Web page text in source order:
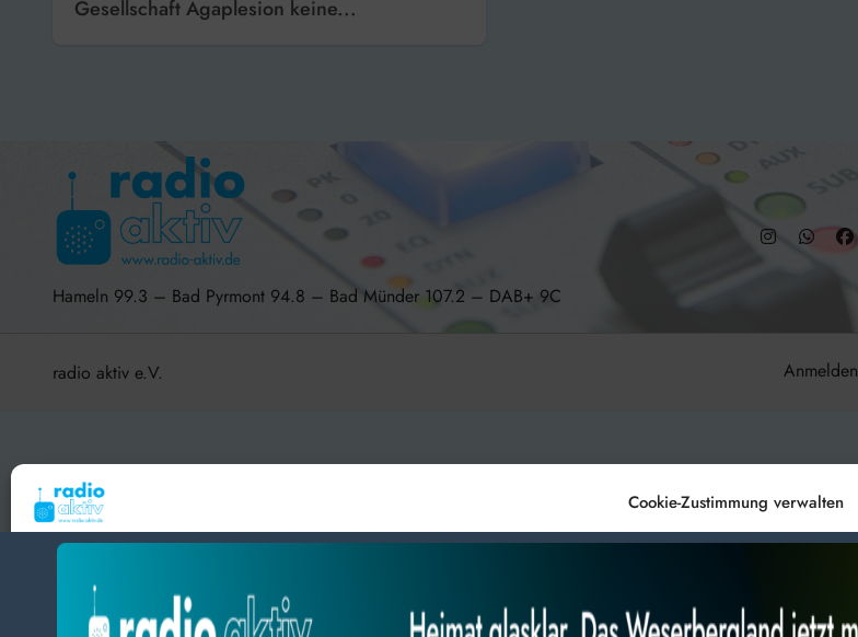
Cookie-Zustimmung verwalten
zustimmst, können wir Daten wie das Surfverhalten oder eindeutige IDs auf dieser Website
verarbeiten. Wenn du deine Zustimmung nicht erteilst oder zurückziehst, können bestimmte Merkmale
Gesellschaft Agaplesion keine...
Hameln 99.3 – Bad Pyrmont 94.8 – Bad Münder 107.2 – DAB+ 9C
radio aktiv e.V. Anmelden